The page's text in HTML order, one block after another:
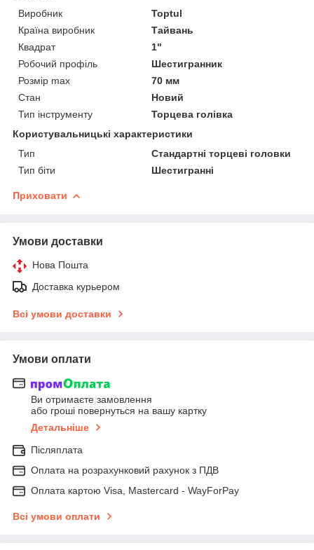
Виробник
Toptul
Країна виробник
Тайвань
Квадрат
1"
Робочий профіль
Шестигранник
Розмір max
70 мм
Стан
Новий
Тип інструменту
Торцева голівка
Користувальницькі характеристики
Тип
Стандартні торцеві головки
Тип біти
Шестигранні
Приховати
Умови доставки
Нова Пошта
Доставка курьером
Всі умови доставки
Умови оплати
Ви отримаєте замовлення
або гроші повернуться на вашу картку
Детальніше
Післяплата
Оплата на розрахунковий рахунок з ПДВ
Оплата картою Visa, Mastercard - WayForPay
Всі умови оплати